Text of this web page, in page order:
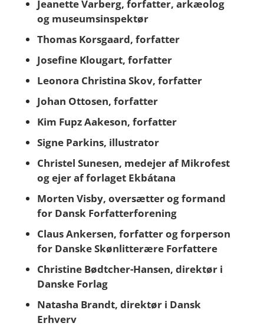
Jeanette Varberg, forfatter, arkæolog
og museumsinspektør
Thomas Korsgaard, forfatter
Josefine Klougart, forfatter
Leonora Christina Skov, forfatter
Johan Ottosen, forfatter
Kim Fupz Aakeson, forfatter
Signe Parkins, illustrator
Christel Sunesen, medejer af Mikrofest
og ejer af forlaget Ekbátana
Morten Visby, oversætter og formand
for Dansk Forfatterforening
Claus Ankersen, forfatter og forperson
for Danske Skønlitterære Forfattere
Christine Bødtcher-Hansen, direktør i
Danske Forlag
Natasha Brandt, direktør i Dansk
Erhverv